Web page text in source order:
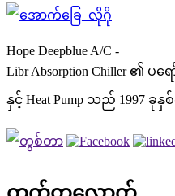
Hope Deepblue A/C -
Libr Absorption Chiller
နှင့် Heat Pump သည် 1997